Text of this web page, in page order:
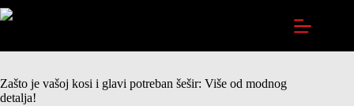
Zašto je vašoj kosi i glavi potreban šešir: Više od modnog
detalja!